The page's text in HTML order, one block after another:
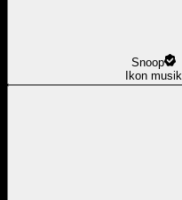
Snoop
Ikon musik